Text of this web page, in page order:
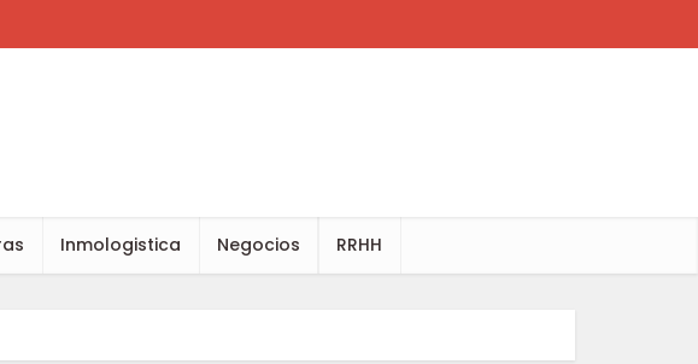
Inmologistica Negocios RRHH